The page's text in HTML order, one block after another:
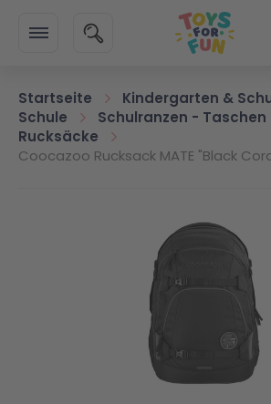
SUCHE
Startseite
Kindergarten &
Schule
Schulranzen -
Rucksäcke
Coocazoo Rucksack MATE "Black